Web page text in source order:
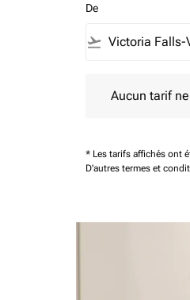
De
flight_takeoff
Aucun tarif
* Les tarifs affichés ont
D'autres termes et